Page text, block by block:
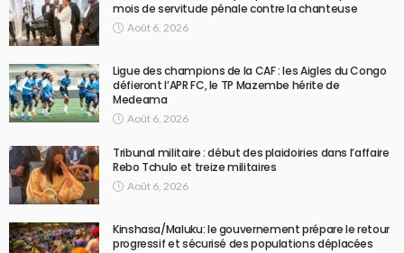
mois de servitude pénale contre la chanteuse
Août 6, 2026
Ligue des champions de la CAF : les Aigles du Congo
défieront l’APR FC, le TP Mazembe hérite de
Medeama
Août 6, 2026
Tribunal militaire : début des plaidoiries dans l’affaire
Rebo Tchulo et treize militaires
Août 6, 2026
Kinshasa/Maluku: le gouvernement prépare le retour
progressif et sécurisé des populations déplacées